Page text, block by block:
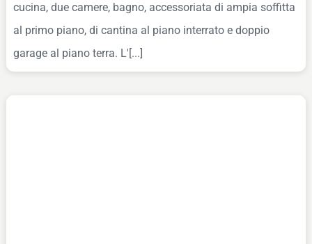
cucina, due camere, bagno, accessoriata di ampia soffitta
al primo piano, di cantina al piano interrato e doppio
garage al piano terra. L'[...]